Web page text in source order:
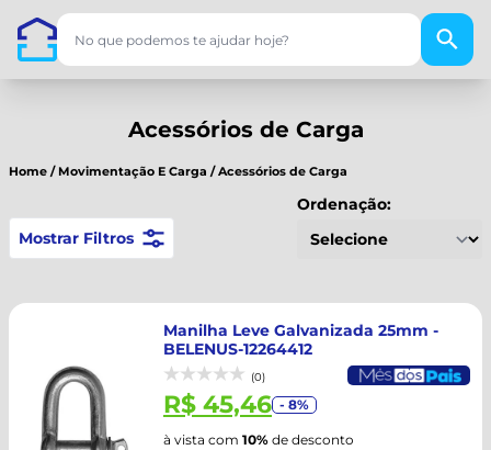
Acessórios de Carga
Home / Movimentação E Carga /Acessórios de Carga
Mostrar Filtros
Ordenação:
Manilha Leve Galvanizada 25mm -
BELENUS-12264412
(0)
R$ 45,46 - 8%
à vista com 10% de desconto